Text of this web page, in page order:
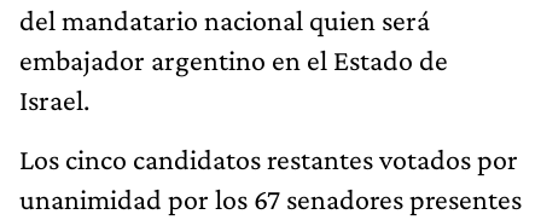
del mandatario nacional quien será
embajador argentino en el Estado de
Israel.
Los cinco candidatos restantes votados por
unanimidad por los 67 senadores presentes